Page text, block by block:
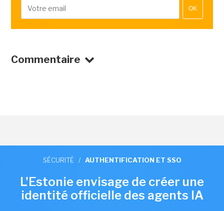
OK
Commentaire
SÉCURITÉ / AUTHENTIFICATION ET SSO
L'Estonie envisage de créer une
identité officielle des agents IA